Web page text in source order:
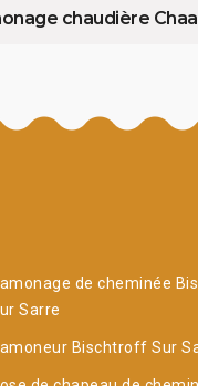
chaudière
de cheminée
Sarre
Bischtroff Sur